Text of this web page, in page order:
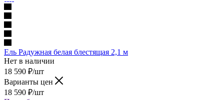
Ель Радужная белая блестящая 2,1 м
Нет в наличии
18 590 ₽/шт
Варианты цен
18 590 ₽/шт